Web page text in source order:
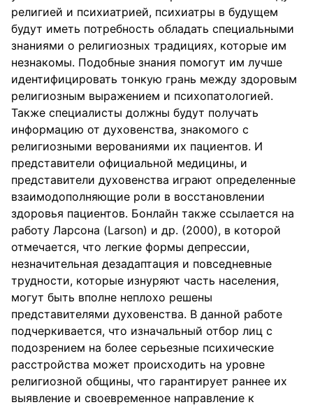
религией и психиатрией, психиатры в будущем
будут иметь потребность обладать специальными
знаниями о религиозных традициях, которые им
незнакомы. Подобные знания помогут им лучше
идентифицировать тонкую грань между здоровым
религиозным выражением и психопатологией.
Также специалисты должны будут получать
информацию от духовенства, знакомого с
религиозными верованиями их пациентов. И
представители официальной медицины, и
представители духовенства играют определенные
взаимодополняющие роли в восстановлении
здоровья пациентов. Бонлайн также ссылается на
работу Ларсона (Larson) и др. (2000), в которой
отмечается, что легкие формы депрессии,
незначительная дезадаптация и повседневные
трудности, которые изнуряют часть населения,
могут быть вполне неплохо решены
представителями духовенства. В данной работе
подчеркивается, что изначальный отбор лиц с
подозрением на более серьезные психические
расстройства может происходить на уровне
религиозной общины, что гарантирует раннее их
выявление и своевременное направление к